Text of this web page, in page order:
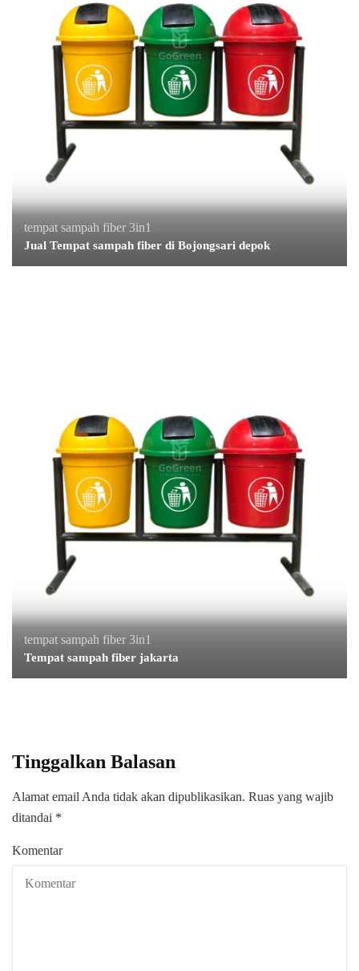
tempat sampah fiber 3in1
Jual Tempat sampah fiber di Bojongsari depok
tempat sampah fiber 3in1
Tempat sampah fiber jakarta
Tinggalkan Balasan
Alamat email Anda tidak akan dipublikasikan. Ruas yang wajib
ditandai *
Komentar